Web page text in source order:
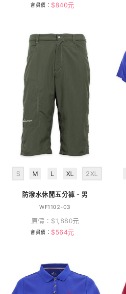
會員價： $840元
S M L XL 2XL
防潑水休閒五分褲 - 男
WF1102-03
原價： $1,880元
會員價： $564元